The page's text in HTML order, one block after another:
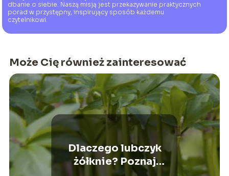
dbanie o siebie. Naszą misją jest przekazywanie praktycznych
porad w przystępny, inspirujący sposób każdemu
czytelnikowi.
Może Cię również zainteresować
Dlaczego lubczyk
żółknie? Poznaj